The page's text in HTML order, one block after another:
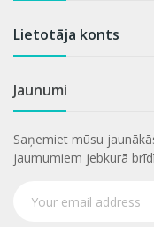
Lietotāja konts
Jaunumi
Saņemiet mūsu
jaumumiem jebkurā